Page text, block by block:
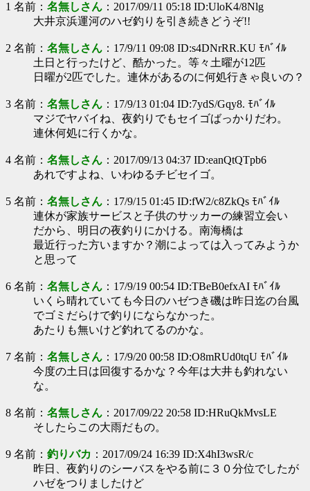
1 名前： 名無しさん ：2017/09/11 05:18 ID:UloK4/8Nlg
大井京浜運河のハゼ釣りを引き続きどうぞ!!
2 名前： 名無しさん ：17/9/11 09:08 ID:s4DNrRR.KU ﾓﾊﾞｲﾙ
土日と行ったけど、酷かった。等々土曜が12匹
日曜が2匹でした。連休があるのに何処行きゃ良いの？
3 名前： 名無しさん ：17/9/13 01:04 ID:7ydS/Gqy8. ﾓﾊﾞｲﾙ
マジでヤバイね、夜釣りでもセイゴばっかりだわ。
連休何処に行くかな。
4 名前： 名無しさん ：2017/09/13 04:37 ID:eanQtQTpb6
あれですよね、いわゆるチビセイゴ。
5 名前： 名無しさん ：17/9/15 01:45 ID:fW2/c8ZkQs ﾓﾊﾞｲﾙ
連休が家族サービスと子供のサッカーの練習立会い
だから、明日の夜釣りにかける。南海橋は
最近行った方いますか？潮によっては入ってみようか
と思って
6 名前： 名無しさん ：17/9/19 00:54 ID:TBeB0efxAI ﾓﾊﾞｲﾙ
いくら晴れていても今日のハゼつき磯は昨日迄の台風
でゴミだらけで釣りにならなかった。
あたりも無いけど釣れてるのかな。
7 名前： 名無しさん ：17/9/20 00:58 ID:O8mRUd0tqU ﾓﾊﾞｲﾙ
今度の土日は回復するかな？今年は大井も釣れない
な。
8 名前： 名無しさん ：2017/09/22 20:58 ID:HRuQkMvsLE
そしたらこの大雨だもの。
9 名前： 釣りバカ ：2017/09/24 16:39 ID:X4hI3wsR/c
昨日、夜釣りのシーバスをやる前に３０分位でしたが
ハゼをつりましたけど